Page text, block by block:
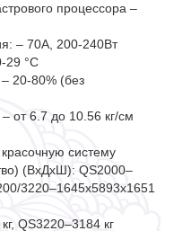
процессора –
– 70A, 200-240Вт
29 °С
20-80% (без
от 6.7 до 10.56 кг/см
систему
(ВхДхШ): QS2000–
3220–1645x5893x1651
QS3220–3184 кг